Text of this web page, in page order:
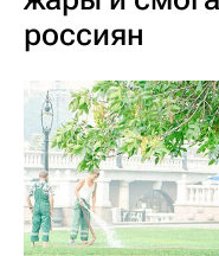
россиян